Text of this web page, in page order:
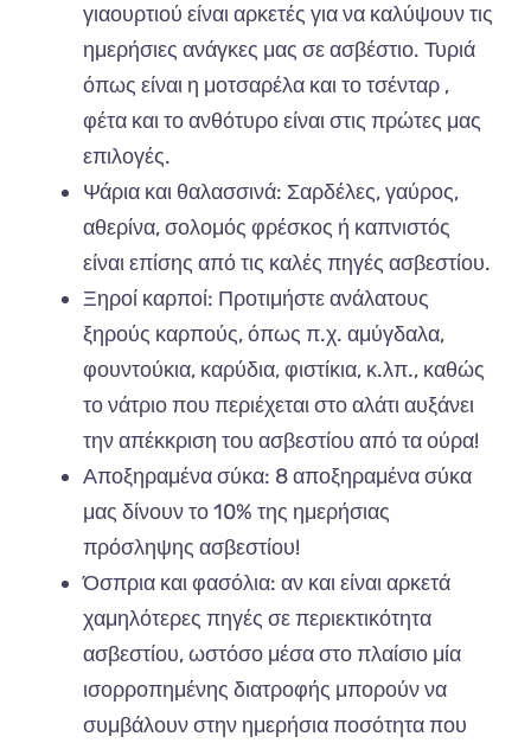
γιαουρτιού είναι αρκετές για να καλύψουν τις
ημερήσιες ανάγκες μας σε ασβέστιο. Τυριά
όπως είναι η μοτσαρέλα και το τσένταρ ,
φέτα και το ανθότυρο είναι στις πρώτες μας
επιλογές.
Ψάρια και θαλασσινά: Σαρδέλες, γαύρος,
αθερίνα, σολομός φρέσκος ή καπνιστός
είναι επίσης από τις καλές πηγές ασβεστίου.
Ξηροί καρποί: Προτιμήστε ανάλατους
ξηρούς καρπούς, όπως π.χ. αμύγδαλα,
φουντούκια, καρύδια, φιστίκια, κ.λπ., καθώς
το νάτριο που περιέχεται στο αλάτι αυξάνει
την απέκκριση του ασβεστίου από τα ούρα!
Αποξηραμένα σύκα: 8 αποξηραμένα σύκα
μας δίνουν το 10% της ημερήσιας
πρόσληψης ασβεστίου!
Όσπρια και φασόλια: αν και είναι αρκετά
χαμηλότερες πηγές σε περιεκτικότητα
ασβεστίου, ωστόσο μέσα στο πλαίσιο μία
ισορροπημένης διατροφής μπορούν να
συμβάλουν στην ημερήσια ποσότητα που